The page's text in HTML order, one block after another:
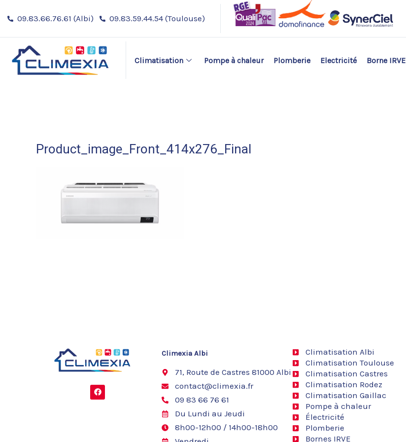
au
09.83.66.76.61 (Albi) 09.83.59.44.54 (Toulouse)
Climatisation Pompe à chaleur Plomberie Electricité Borne IRVE
Product_image_Front_414x276_Final
F
a
c
Climexia Albi
71, Route de Castres 81000 Albi
contact@climexia.fr
09 83 66 76 61
Du Lundi au Jeudi
8h00-12h00 / 14h00-18h00
Climatisation Albi
Climatisation Toulouse
Climatisation Castres
Climatisation Rodez
Climatisation Gaillac
Pompe à chaleur
Électricité
Plomberie
Bornes IRVE